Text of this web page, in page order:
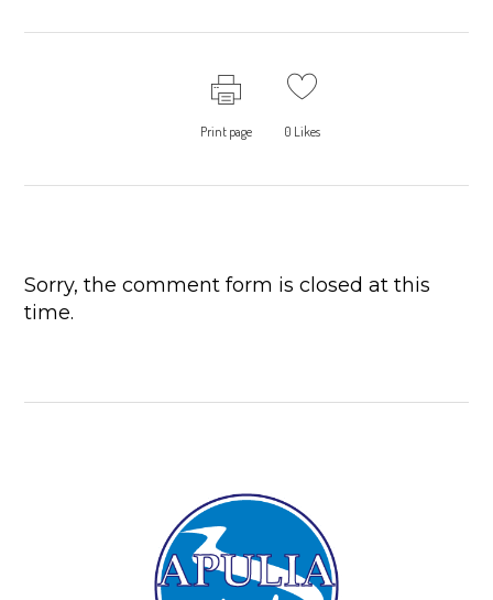
Print page 0 Likes
Sorry, the comment form is closed at this
time.